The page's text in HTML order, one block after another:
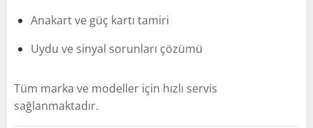
Anakart ve güç kartı tamiri
Uydu ve sinyal sorunları çözümü
Tüm marka ve modeller için hızlı servis
sağlanmaktadır.